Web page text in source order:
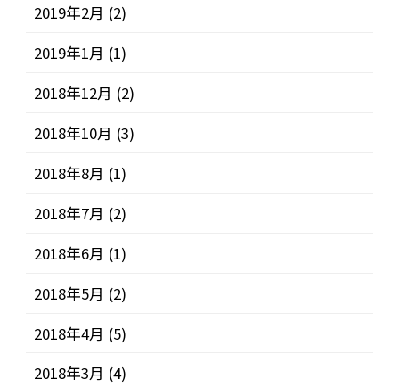
2019年2月 (2)
2019年1月 (1)
2018年12月 (2)
2018年10月 (3)
2018年8月 (1)
2018年7月 (2)
2018年6月 (1)
2018年5月 (2)
2018年4月 (5)
2018年3月 (4)